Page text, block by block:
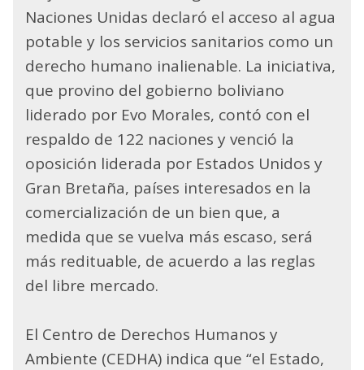
Naciones Unidas declaró el acceso al agua
potable y los servicios sanitarios como un
derecho humano inalienable. La iniciativa,
que provino del gobierno boliviano
liderado por Evo Morales, contó con el
respaldo de 122 naciones y venció la
oposición liderada por Estados Unidos y
Gran Bretaña, países interesados en la
comercialización de un bien que, a
medida que se vuelva más escaso, será
más redituable, de acuerdo a las reglas
del libre mercado.
El Centro de Derechos Humanos y
Ambiente (CEDHA) indica que “el Estado,